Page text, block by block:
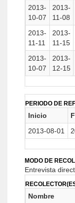
2013-
10-07
2013-
11-08
2013-
11-11
2013-
11-15
2013-
10-07
2013-
12-15
PERIODO DE
Inicio
2013-08-01
MODO DE
Entrevista
Nombre